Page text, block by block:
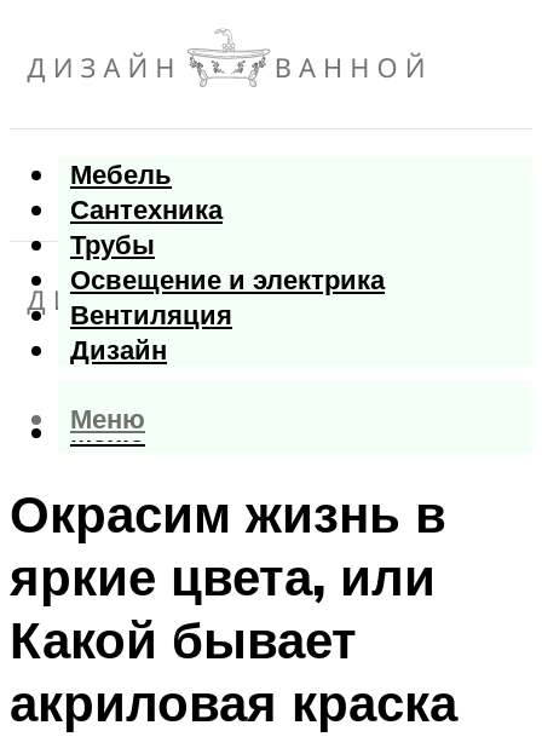
Мебель
Сантехника
Трубы
Освещение и электрика
Вентиляция
Дизайн
Меню
Меню
Окрасим жизнь в
яркие цвета, или
Какой бывает
акриловая краска